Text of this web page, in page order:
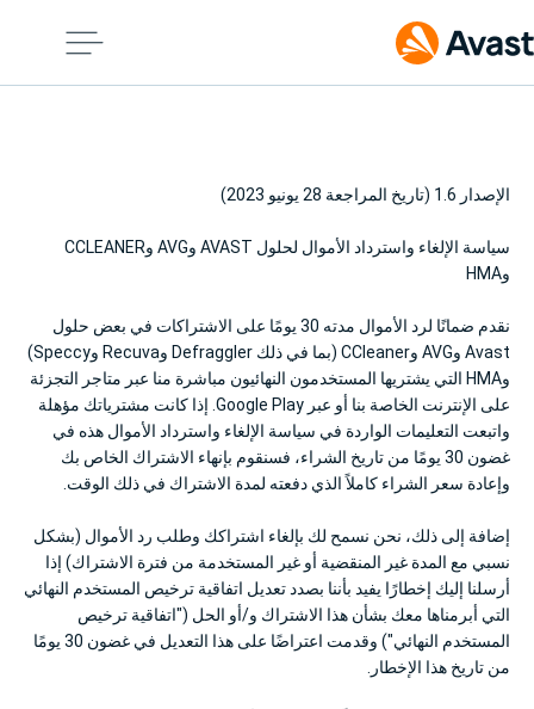
الإصدار 1.6 (تاريخ المراجعة 28 يونيو 2023)
سياسة الإلغاء واسترداد الأموال لحلول AVAST وAVG وCCLEANER
وHMA
نقدم ضمانًا لرد الأموال مدته 30 يومًا على الاشتراكات في بعض حلول
Avast وAVG وCCleaner (بما في ذلك Defraggler وRecuva وSpeccy)
وHMA التي يشتريها المستخدمون النهائيون مباشرة منا عبر متاجر التجزئة
على الإنترنت الخاصة بنا أو عبر Google Play. إذا كانت مشترياتك مؤهلة
واتبعت التعليمات الواردة في سياسة الإلغاء واسترداد الأموال هذه في
غضون 30 يومًا من تاريخ الشراء، فسنقوم بإنهاء الاشتراك الخاص بك
وإعادة سعر الشراء كاملاً الذي دفعته لمدة الاشتراك في ذلك الوقت.
إضافة إلى ذلك، نحن نسمح لك بإلغاء اشتراكك وطلب رد الأموال (بشكل
نسبي مع المدة غير المنقضية أو غير المستخدمة من فترة الاشتراك) إذا
أرسلنا إليك إخطارًا يفيد بأننا بصدد تعديل اتفاقية ترخيص المستخدم النهائي
التي أبرمناها معك بشأن هذا الاشتراك و/أو الحل ("اتفاقية ترخيص
المستخدم النهائي") وقدمت اعتراضًا على هذا التعديل في غضون 30 يومًا
من تاريخ هذا الإخطار.